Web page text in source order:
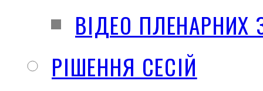
ВІДЕО ПЛЕНАРНИХ
РІШЕННЯ СЕСІЙ